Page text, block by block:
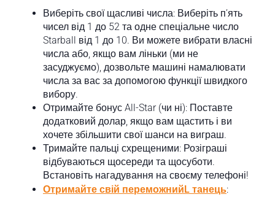
Виберіть свої щасливі числа: Виберіть п’ять
чисел від 1 до 52 та одне спеціальне число
Starball від 1 до 10. Ви можете вибрати власні
числа або, якщо вам ліньки (ми не
засуджуємо), дозвольте машині намалювати
числа за вас за допомогою функції швидкого
вибору.
Отримайте бонус All-Star (чи ні): Поставте
додатковий долар, якщо вам щастить і ви
хочете збільшити свої шанси на виграш.
Тримайте пальці схрещеними: Розіграші
відбуваються щосереди та щосуботи.
Встановіть нагадування на своєму телефоні!
Отримайте свій переможнийL танець: